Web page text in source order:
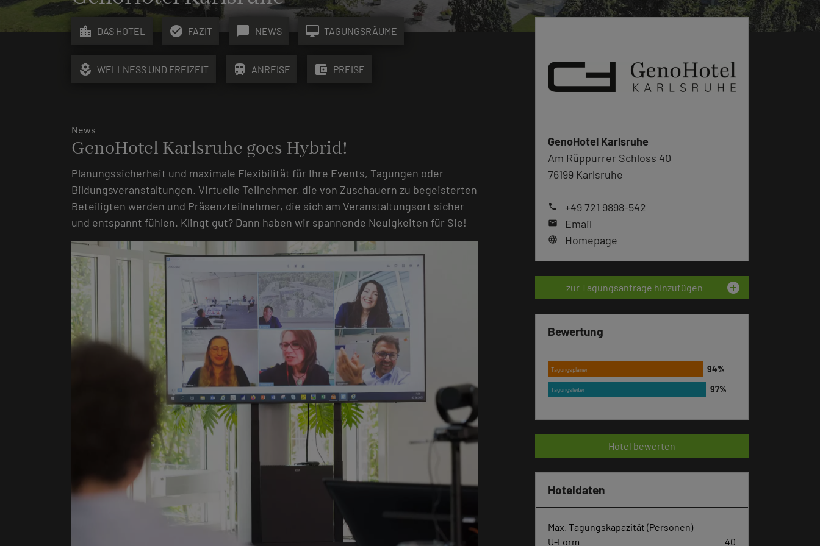
location_city DAS HOTEL check_circle FAZIT chat_bubble NEWS desktop_mac TAGUNGSRÄUME
local_florist WELLNESS UND FREIZEIT train ANREISE account_balance_wallet PREISE
News
GenoHotel Karlsruhe goes Hybrid!
Planungssicherheit und maximale Flexibilität für Ihre Events, Tagungen oder
Bildungsveranstaltungen. Virtuelle Teilnehmer, die von Zuschauern zu begeisterten
Beteiligten werden und Präsenzteilnehmer, die sich am Veranstaltungsort sicher
und entspannt fühlen. Klingt gut? Dann haben wir spannende Neuigkeiten für Sie!
GenoHotel Karlsruhe
Am Rüppurrer Schloss 40
76199 Karlsruhe
phone +49 721 9898-542
mail Email
language Homepage
zur Tagungsanfrage hinzufügen add_circle
Bewertung
Tagungsplaner
Tagungsleiter
Hotel bewerten
Hoteldaten
Max. Tagungskapazität (Personen)
U-Form
40